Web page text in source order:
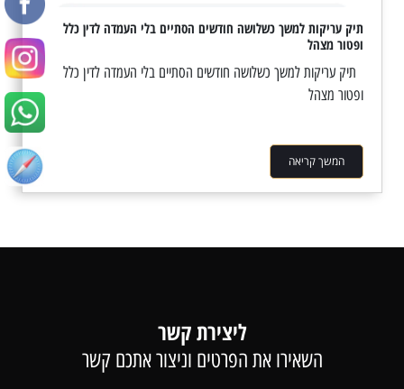
תיק עריקות למשך כשלושה חודשים הסתיים בלי העמדה לדין כלל
ופטור מצהל
תיק עריקות למשך כשלושה חודשים הסתיים בלי העמדה לדין כלל
ופטור מצהל
המשך קריאה
ליצירת קשר
השאירו את הפרטים וניצור אתכם קשר